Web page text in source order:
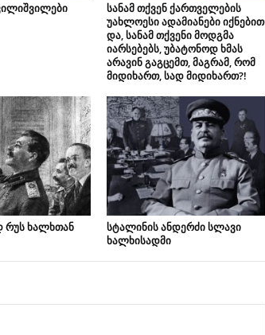
სანამ თქვენ ქართველების
უახლოესი ადამიანები იქნებით
და, სანამ თქვენი მოდგმა
იარსებებს, უბატონოდ ხმას
არავინ გაგცემთ, მაგრამ, რომ
მიდიხართ, სად მიდიხართ?!
რუს ხალხთან
სტალინის ანდერძი სლავი
ხალხისადმი